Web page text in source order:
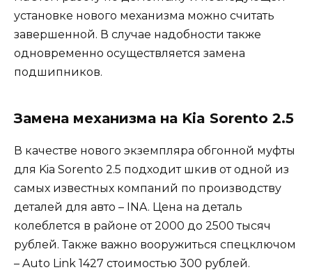
установке нового механизма можно считать
завершенной. В случае надобности также
одновременно осуществляется замена
подшипников.
Замена механизма на Kia Sorento 2.5
В качестве нового экземпляра обгонной муфты
для Kia Sorento 2.5 подходит шкив от одной из
самых известных компаний по производству
деталей для авто – INA. Цена на деталь
колеблется в районе от 2000 до 2500 тысяч
рублей. Также важно вооружиться спецключом
– Auto Link 1427 стоимостью 300 рублей.